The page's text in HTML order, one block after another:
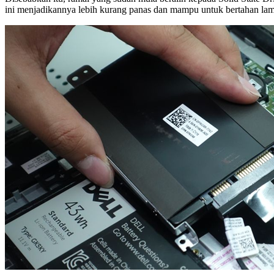
ini menjadikannya lebih kurang panas dan mampu untuk bertahan